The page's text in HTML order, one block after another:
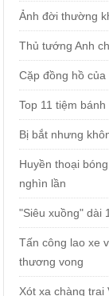
Ảnh đời thường
Thủ tướng Anh
Cặp đồng hồ
Top 11 tiệm
Bị bắt nhưng
Huyền thoại
nghìn lần
"Siêu xuồng" dài
Tấn công lao xe
thương vong
Xót xa chàng